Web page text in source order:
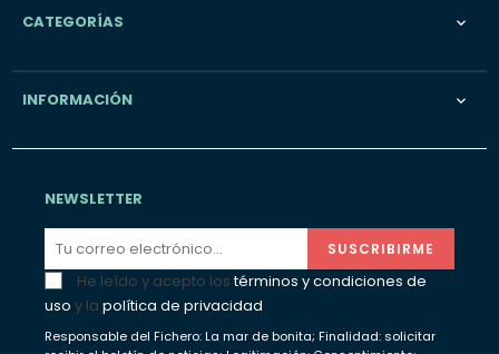
CATEGORÍAS 
INFORMACIÓN 
NEWSLETTER
SUSCRIBIRME
He leído y acepto lostérminos y condiciones de
uso y la política de privacidad
Responsable del Fichero: La mar de bonita; Finalidad: solicitar
Suscribete y recibe un